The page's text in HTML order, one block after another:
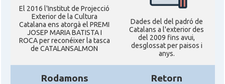
El 2016 l'Institut de Projecció
Exterior de la Cultura
Catalana ens atorgà el PREMI
JOSEP MARIA BATISTA I
ROCA per reconéixer la tasca
de CATALANSALMON
Dades del del padró de
Catalans a l'exterior des
del 2009 fins avui,
desglossat per paisos i
anys.
Rodamons Retorn